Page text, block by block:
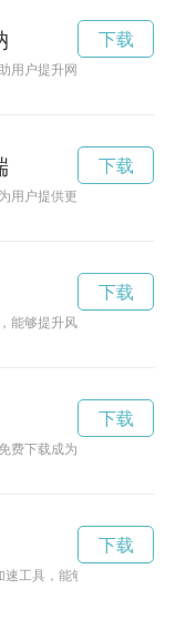
用户提升网络速度的工具
下载
用户提供更加稳定快速的
下载
能够提升风扇的效率，节
下载
费下载成为了大家获取资
下载
工具，能够帮助用户快速
下载